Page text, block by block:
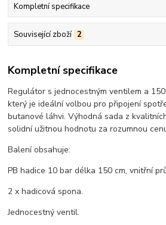
Kompletní specifikace
Související zboží 2
Kompletní specifikace
Regulátor s jednocestným ventilem a
který je ideální volbou pro připojení
butanové láhvi. Výhodná sada z
solidní užitnou hodnotu za rozumnou
Balení obsahuje:
PB hadice 10 bar délka 150 cm, vnitřní
2 x hadicová spona.
Jednocestný ventil.